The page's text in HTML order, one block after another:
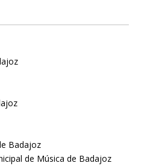
Badajoz
de Música de Badajoz